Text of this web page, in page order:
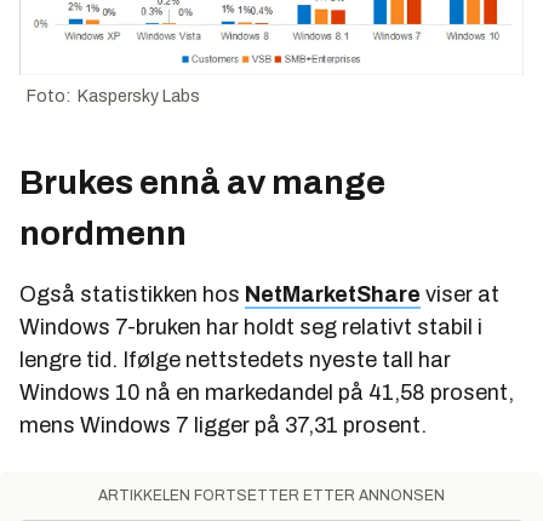
Foto: Kaspersky Labs
Brukes ennå av mange
nordmenn
Også statistikken hos NetMarketShare viser at
Windows 7-bruken har holdt seg relativt stabil i
lengre tid. Ifølge nettstedets nyeste tall har
Windows 10 nå en markedandel på 41,58 prosent,
mens Windows 7 ligger på 37,31 prosent.
ARTIKKELEN FORTSETTER ETTER ANNONSEN